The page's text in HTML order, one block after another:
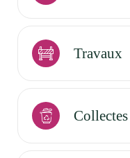
Travaux
Collectes